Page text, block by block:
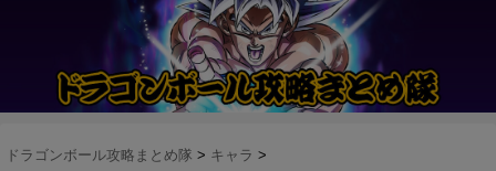
ドラゴンボール攻略まとめ隊 > キャラ >